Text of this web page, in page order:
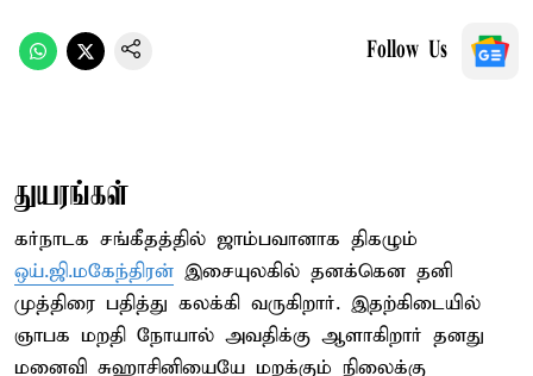
Follow Us
துயரங்கள்
கர்நாடக சங்கீதத்தில் ஜாம்பவானாக திகழும்
ஒய்.ஜி.மகேந்திரன் இசையுலகில் தனக்கென தனி
முத்திரை பதித்து கலக்கி வருகிறார். இதற்கிடையில்
ஞாபக மறதி நோயால் அவதிக்கு ஆளாகிறார் தனது
மனைவி சுஹாசினியையே மறக்கும் நிலைக்கு